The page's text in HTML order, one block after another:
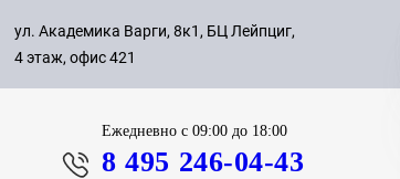
с 09:00
8 495
ул. Академика Варги, 8к1, БЦ Лейпциг,
4 этаж, офис 421
Ежедневнос 09:00 до 18:00
8 495 246-04-43